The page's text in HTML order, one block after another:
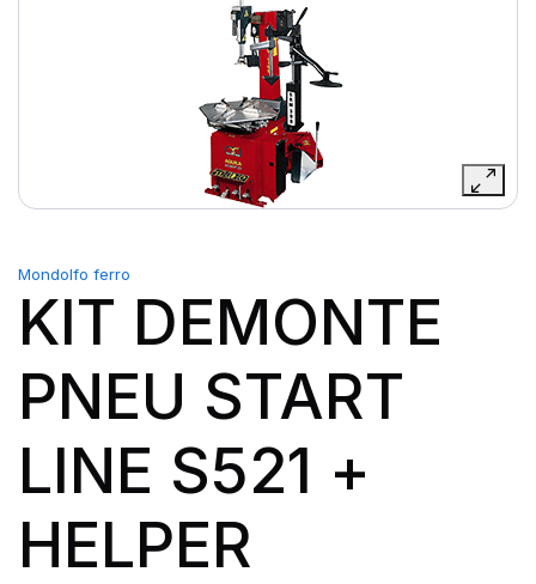
Mondolfo ferro
KIT DEMONTE
PNEU START
LINE S521 +
HELPER